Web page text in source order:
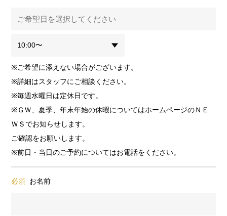
※ご希望に添えない場合がございます。
※詳細はスタッフにご相談ください。
※毎週水曜日は定休日です。
※ＧＷ、夏季、年末年始の休暇についてはホームページのＮＥ
ＷＳでお知らせします。
ご確認をお願いします。
※前日・当日のご予約についてはお電話をください。
必須 お名前